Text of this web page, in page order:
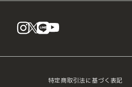
instagram
X LINE
特定商取引法に基づく表記